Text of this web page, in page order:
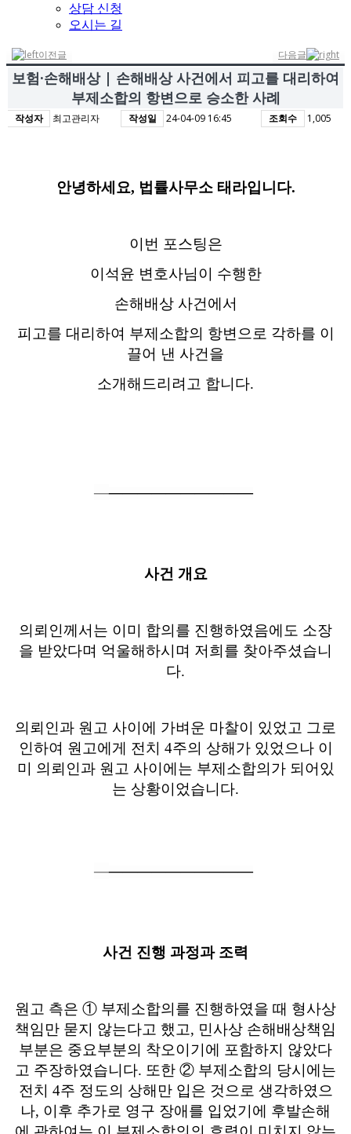
상담 신청
오시는 길
이전글 다음글
보험·손해배상 | 손해배상 사건에서 피고를 대리하여
부제소합의 항변으로 승소한 사례
작성자 최고관리자 작성일 24-04-09 16:45 조회수 1,005
안녕하세요, 법률사무소 태라입니다.
이번 포스팅은
이석윤 변호사님이 수행한
손해배상 사건에서
피고를 대리하여 부제소합의 항변으로 각하를 이
끌어 낸 사건을
소개해드리려고 합니다.
―――――――――――
사건 개요
의뢰인께서는 이미 합의를 진행하였음에도 소장
을 받았다며 억울해하시며 저희를 찾아주셨습니
다.
의뢰인과 원고 사이에 가벼운 마찰이 있었고 그로
인하여 원고에게 전치 4주의 상해가 있었으나 이
미 의뢰인과 원고 사이에는 부제소합의가 되어있
는 상황이었습니다.
―――――――――――
사건 진행 과정과 조력
원고 측은 ① 부제소합의를 진행하였을 때 형사상
책임만 묻지 않는다고 했고, 민사상 손해배상책임
부분은 중요부분의 착오이기에 포함하지 않았다
고 주장하였습니다. 또한 ② 부제소합의 당시에는
전치 4주 정도의 상해만 입은 것으로 생각하였으
나, 이후 추가로 영구 장애를 입었기에 후발손해